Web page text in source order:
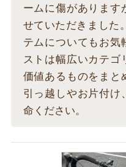
ームに傷があります
せていただきました
テムについてもお気
ストは幅広いカテゴ
価値あるものをまと
引っ越しやお片付け
命ください。